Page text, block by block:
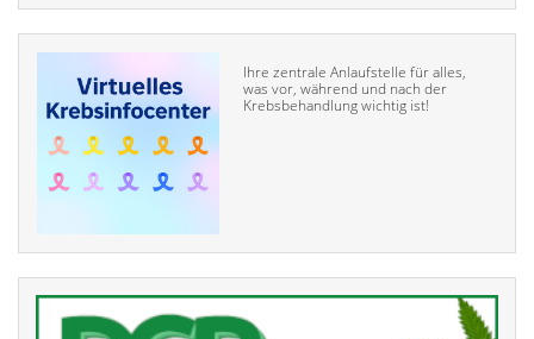
Ihre zentrale Anlaufstelle für alles,
was vor, während und nach der
Krebsbehandlung wichtig ist!